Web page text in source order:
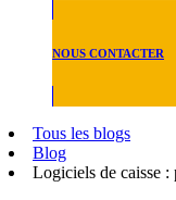
NOUS CONTACTER
Tous les blogs
Blog
Logiciels de caisse